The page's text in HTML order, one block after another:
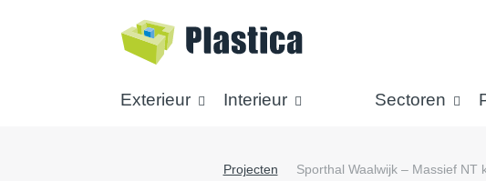
Exterieur Interieur Sectoren
Projecten Sporthal Waalwijk – Massief NT